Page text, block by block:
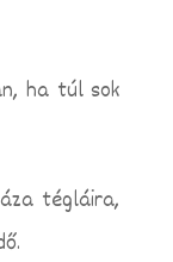
ha túl sok
tégláira,